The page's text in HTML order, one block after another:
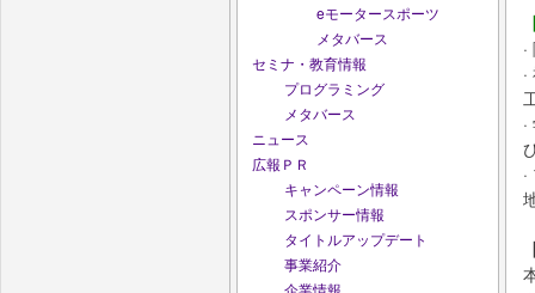
eモータースポーツ
メタバース
セミナ・教育情報
プログラミング
メタバース
ニュース
広報ＰＲ
キャンペーン情報
スポンサー情報
タイトルアップデート
事業紹介
企業情報